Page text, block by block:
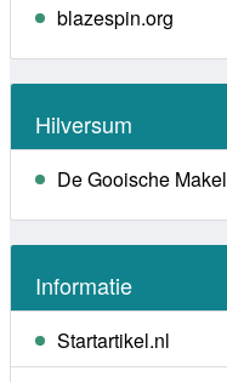
blazespin.org
Hilversum
De Gooische
Informatie
Startartikel.nl